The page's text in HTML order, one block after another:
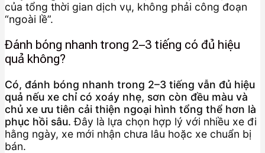
của tổng thời gian dịch vụ, không phải công đoạn
“ngoài lề”.
Đánh bóng nhanh trong 2–3 tiếng có đủ hiệu
quả không?
Có, đánh bóng nhanh trong 2–3 tiếng vẫn đủ hiệu
quả nếu xe chỉ có xoáy nhẹ, sơn còn đều màu và
chủ xe ưu tiên cải thiện ngoại hình tổng thể hơn là
phục hồi sâu. Đây là lựa chọn hợp lý với nhiều xe đi
hằng ngày, xe mới nhận chưa lâu hoặc xe chuẩn bị
bán.